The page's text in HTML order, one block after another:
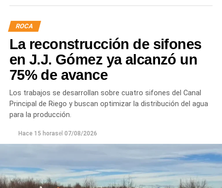
ROCA
La reconstrucción de sifones
en J.J. Gómez ya alcanzó un
75% de avance
Los trabajos se desarrollan sobre cuatro sifones del Canal
Principal de Riego y buscan optimizar la distribución del agua
para la producción.
Hace 15 horasel 07/08/2026